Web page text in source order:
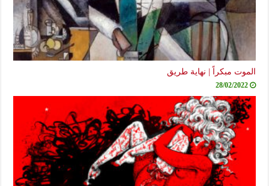
الموت مبكراً | نهاية طريق
28/02/2022